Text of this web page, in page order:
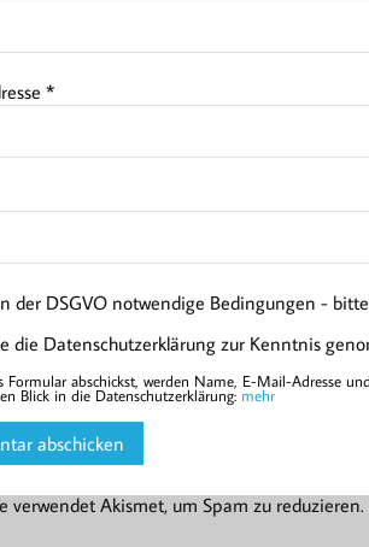
*
der DSGVO notwendige Bedingungen -
die Datenschutzerklärung zur Kenntnis
Formular abschickst, werden Name, E-Mail-Adresse
Blick in die Datenschutzerklärung: mehr
verwendet Akismet, um Spam zu reduzieren.